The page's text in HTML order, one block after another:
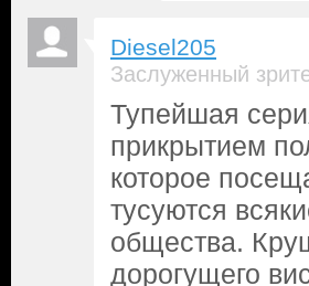
Diesel205
Заслуженный
Тупейшая
прикрытием
которое
тусуются
общества.
дорогущего